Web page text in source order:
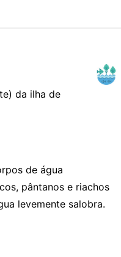
da ilha de
de água
pântanos e riachos
levemente salobra.